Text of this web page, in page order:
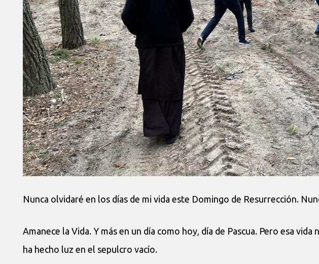
Nunca olvidaré en los días de mi vida este Domingo de Resurrección.
Amanece la Vida. Y más en un día como hoy, día de Pascua. Pero esa
ha hecho luz en el sepulcro vacío.